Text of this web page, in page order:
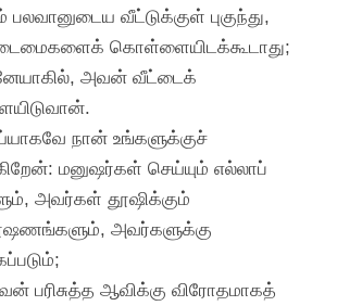
பலவானுடைய வீட்டுக்குள் புகுந்து,
கொள்ளையிடக்கூடாது;
அவன் வீட்டைக்
நான் உங்களுக்குச்
மனுஷர்கள் செய்யும் எல்லாப்
அவர்கள் தூஷிக்கும்
அவர்களுக்கு
பரிசுத்த ஆவிக்கு விரோதமாகத்